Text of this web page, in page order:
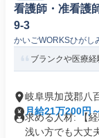
看護師・准看
9-3
かいごWORKSひがし
ブランクや医療
岐阜県加茂郡八
月給21万200円
求める人材: 【
浅い方でも大丈